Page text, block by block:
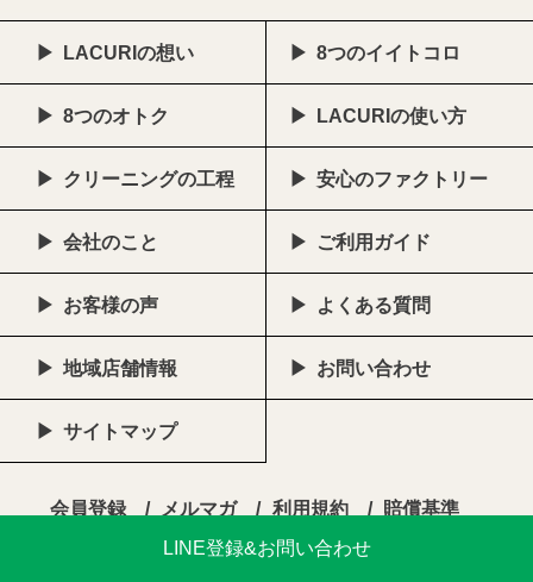
LACURIの想い 8つのイイトコロ
8つのオトク LACURIの使い方
クリーニングの工程 安心のファクトリー
会社のこと ご利用ガイド
お客様の声 よくある質問
地域店舗情報 お問い合わせ
サイトマップ
会員登録 メルマガ 利用規約
賠償基準
特定商取引に基づく表記
プライバシーポリシー
LINE登録&お問い合わせ